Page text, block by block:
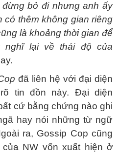
bỏ đi nhưng anh ấy
có thêm không gian riêng
là khoảng thời gian để
nghĩ lại về thái độ của
đã liên hệ với đại diện
tin đồn này. Đại diện
cứ bằng chứng nào ghi
hay nói những từ ngữ
ra, Gossip Cop cũng
NW vốn xuất hiện ở